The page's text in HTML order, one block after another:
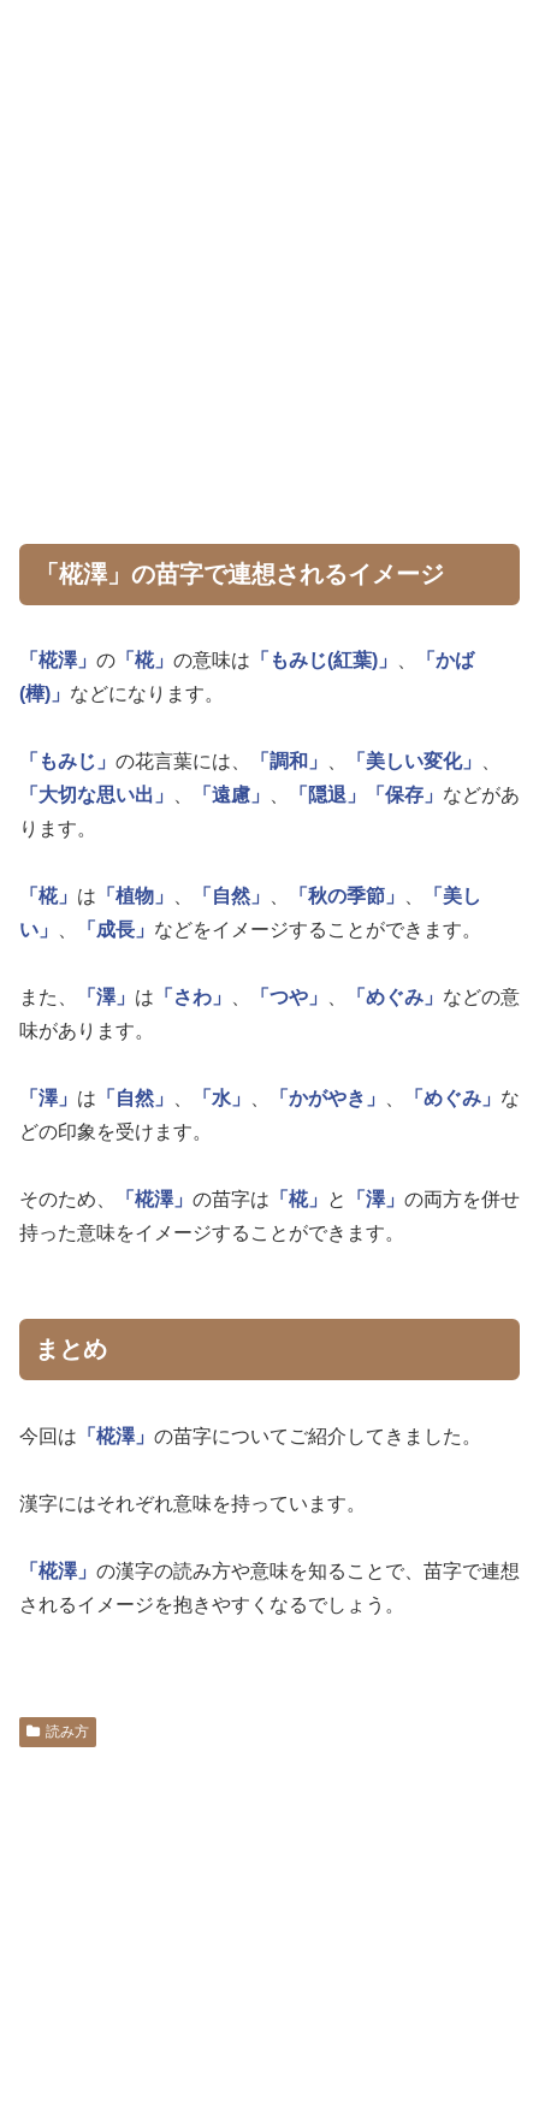
「椛澤」の苗字で連想されるイメージ
「椛澤」 の 「椛」 の意味は 「もみじ(紅葉)」 、
「かば
(樺)」 などになります。
「もみじ」 の花言葉には、 「調和」 、 「美しい変化」
、
「大切な思い出」
、 「遠慮」 、 「隠退」 「保存」 などがあ
ります。
「椛」 は 「植物」 、 「自然」 、 「秋の季節」 、
「美し
い」
、 「成長」 などをイメージすることができます。
また、 「澤」 は 「さわ」 、 「つや」 、 「めぐみ」 などの意
味があります。
「澤」 は 「自然」 、 「水」 、 「かがやき」 、 「めぐみ」 な
どの印象を受けます。
そのため、 「椛澤」 の苗字は 「椛」 と 「澤」 の両方を併せ
持った意味をイメージすることができます。
まとめ
今回は 「椛澤」 の苗字についてご紹介してきました。
漢字にはそれぞれ意味を持っています。
「椛澤」 の漢字の読み方や意味を知ることで、苗字で連想
されるイメージを抱きやすくなるでしょう。
読み方